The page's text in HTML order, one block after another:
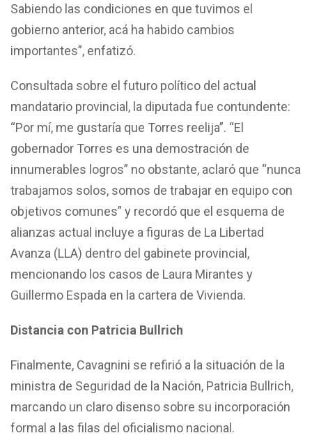
Sabiendo las condiciones en que tuvimos el
gobierno anterior, acá ha habido cambios
importantes”, enfatizó.
Consultada sobre el futuro político del actual
mandatario provincial, la diputada fue contundente:
“Por mí, me gustaría que Torres reelija”. “El
gobernador Torres es una demostración de
innumerables logros” no obstante, aclaró que “nunca
trabajamos solos, somos de trabajar en equipo con
objetivos comunes” y recordó que el esquema de
alianzas actual incluye a figuras de La Libertad
Avanza (LLA) dentro del gabinete provincial,
mencionando los casos de Laura Mirantes y
Guillermo Espada en la cartera de Vivienda.
Distancia con Patricia Bullrich
Finalmente, Cavagnini se refirió a la situación de la
ministra de Seguridad de la Nación, Patricia Bullrich,
marcando un claro disenso sobre su incorporación
formal a las filas del oficialismo nacional.